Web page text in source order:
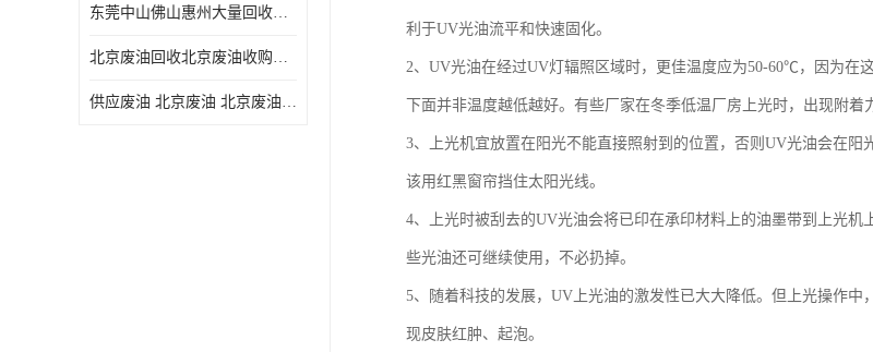
东莞中山佛山惠州大量回收废机油，废液压油，废润滑油，废，废火花机油，废白电油，废，废齿轮油，废白矿油，废变压器油，废燃料油，废切削油
北京废油回收北京废油收购再生注意的事项
供应废油 北京废油 北京废油回收 废油收购
利于UV光油流平和快速固化。
2、UV光油在经过UV灯辐照区域时，更佳温度应为50-60℃，因为在
下面并非温度越低越好。有些厂家在冬季低温厂房上光时，出现附着
3、上光机宜放置在阳光不能直接照射到的位置，否则UV光油会在
该用红黑窗帘挡住太阳光线。
4、上光时被刮去的UV光油会将已印在承印材料上的油墨带到上光
些光油还可继续使用，不必扔掉。
5、随着科技的发展，UV上光油的激发性已大大降低。但上光操作
现皮肤红肿、起泡。